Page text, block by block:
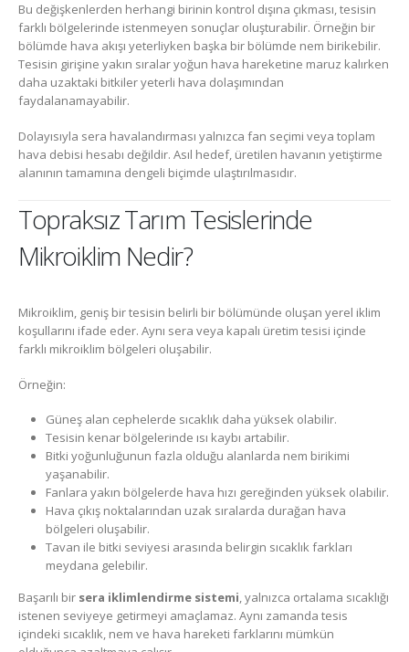
Bu değişkenlerden herhangi birinin kontrol dışına çıkması, tesisin
farklı bölgelerinde istenmeyen sonuçlar oluşturabilir. Örneğin bir
bölümde hava akışı yeterliyken başka bir bölümde nem birikebilir.
Tesisin girişine yakın sıralar yoğun hava hareketine maruz kalırken
daha uzaktaki bitkiler yeterli hava dolaşımından
faydalanamayabilir.
Dolayısıyla sera havalandırması yalnızca fan seçimi veya toplam
hava debisi hesabı değildir. Asıl hedef, üretilen havanın yetiştirme
alanının tamamına dengeli biçimde ulaştırılmasıdır.
Topraksız Tarım Tesislerinde
Mikroiklim Nedir?
Mikroiklim, geniş bir tesisin belirli bir bölümünde oluşan yerel iklim
koşullarını ifade eder. Aynı sera veya kapalı üretim tesisi içinde
farklı mikroiklim bölgeleri oluşabilir.
Örneğin:
Güneş alan cephelerde sıcaklık daha yüksek olabilir.
Tesisin kenar bölgelerinde ısı kaybı artabilir.
Bitki yoğunluğunun fazla olduğu alanlarda nem birikimi
yaşanabilir.
Fanlara yakın bölgelerde hava hızı gereğinden yüksek olabilir.
Hava çıkış noktalarından uzak sıralarda durağan hava
bölgeleri oluşabilir.
Tavan ile bitki seviyesi arasında belirgin sıcaklık farkları
meydana gelebilir.
Başarılı bir sera iklimlendirme sistemi, yalnızca ortalama sıcaklığı
istenen seviyeye getirmeyi amaçlamaz. Aynı zamanda tesis
içindeki sıcaklık, nem ve hava hareketi farklarını mümkün